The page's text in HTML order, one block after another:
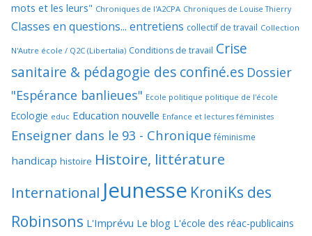
mots et les leurs" Chroniques de l'A2CPA Chroniques de Louise Thierry
Classes en questions... entretiens collectif de travail Collection
N'Autre école / Q2C (Libertalia) Conditions de travail Crise
sanitaire & pédagogie des confiné.es Dossier
"Espérance banlieues" Ecole politique politique de l'école
Ecologie educ Education nouvelle Enfance et lectures féministes
Enseigner dans le 93 - Chronique féminisme
handicap histoire Histoire, littérature
International Jeunesse KroniKs des
Robinsons L'Imprévu Le blog L'école des réac-publicains